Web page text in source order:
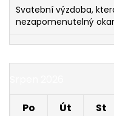
Svatební výzdoba,
nezapomenutelný
Po Út St